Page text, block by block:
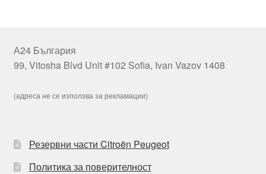
А24 България
99, Vitosha Blvd Unit #102 Sofia, Ivan Vazov 1408
(адреса не се използва за рекламации)
Резервни части Citroën Peugeot
Политика за поверителност